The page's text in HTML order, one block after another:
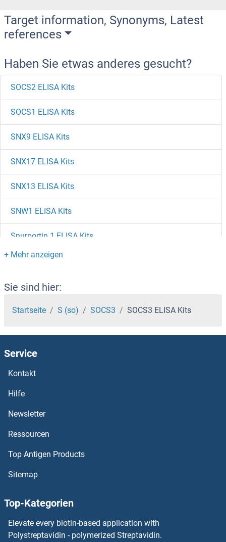
Target information, Synonyms, Latest
references
Haben Sie etwas anderes gesucht?
SOCS2 ELISA Kits
SOCS1 ELISA Kits
SNX9 ELISA Kits
SNX17 ELISA Kits
SNX13 ELISA Kits
SNW1 ELISA Kits
Snurportin 1 ELISA Kits
SNURF ELISA Kits
Sntn ELISA Kits
SNTB2 ELISA Kits
SNTB1 ELISA Kits
SNTA1 ELISA Kits
SNRPC ELISA Kits
SNRK ELISA Kits
SNIP1 ELISA Kits
SND1 ELISA Kits
SNCG ELISA Kits
Sie sind hier:
Startseite S (so) SOCS3 SOCS3 ELISA Kits
Service
Kontakt
Hilfe
Newsletter
Ressourcen
Top Antigen Products
Sitemap
Top-Kategorien
Elevate every biotin-based application with
Polystreptavidin - polymerized Streptavidin.